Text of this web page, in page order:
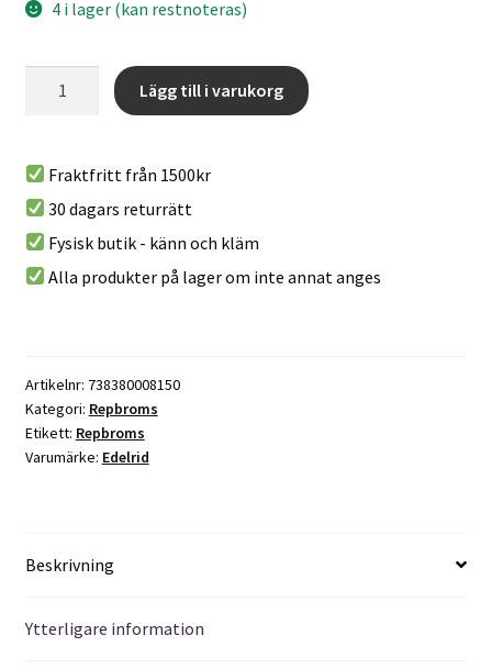
4 i lager (kan restnoteras)
mängd
Lägg till i varukorg
A
l
t
Fraktfritt från 1500kr
30 dagars returrätt
Fysisk butik - känn och kläm
Alla produkter på lager om inte annat anges
Artikelnr: 738380008150
Kategori: Repbroms
Etikett: Repbroms
Varumärke: Edelrid
Beskrivning
Ytterligare information